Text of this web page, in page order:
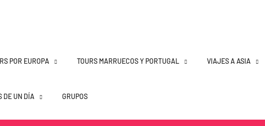
POR EUROPA TOURS MARRUECOS Y PORTUGAL VIAJES A ASIA
DE UN DÍA GRUPOS